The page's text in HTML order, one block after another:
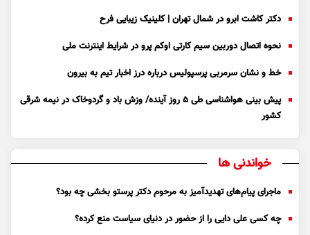
دکتر کاشت ابرو در شمال تهران | کلینیک زیبایی فرح
نحوه اتصال دوربین سیم کارتی اوکم پرو در شرایط اینترنت ملی
خط و نشان سرمربی پرسپولیس درباره درز اخبار تیم به بیرون
پیش بینی هواشناسی طی ۵ روز آینده/ وزش باد و گردوخاک در نیمه شرقی
کشور
خواندنی ها
ماجرای پیام‌های تهدیدآمیز به مرحوم دکتر پرستو بخشی چه بود؟
چه کسی علی دایی را از حضور در دنیای سیاست منع کرده؟